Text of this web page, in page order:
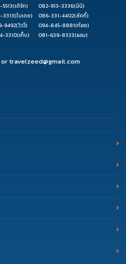
(เติร์ก) 082-913-3336(นินิ)
3313(ใบเตย) 086-331-4402(ลัคกี้)
9492(วิววี่) 094-845-8881(ก้อย)
3310(เก็บ) 081-639-8333(แอม)
ortravelzeed@gmail.com